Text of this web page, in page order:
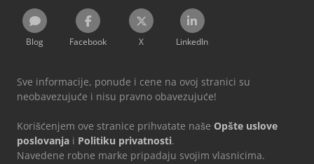
Blog Facebook X LinkedIn
Sve informacije, ponude i cene na ovoj stranici su
neobavezujuće i nisu pravno obavezujuće!
Korišćenjem ove stranice prihvatate naše Opšte uslove
poslovanja i Politiku privatnosti.
Navedene robne marke pripadaju svojim vlasnicima.